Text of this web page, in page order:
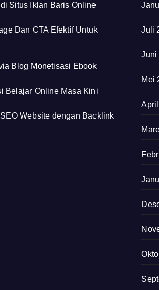
Situs Iklan Baris Online
Dan CTA Efektif Untuk
Blog Monetisasi Ebook
Belajar Online Masa Kini
Website dengan Backlink
Juli
Juni
Mei